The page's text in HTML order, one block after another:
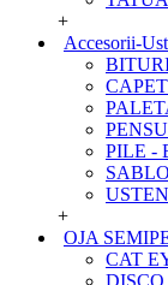
+
Accesorii-
PILE -
+
OJA
CAT